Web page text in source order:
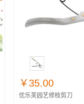
￥35.00
优乐芙园艺修枝剪刀